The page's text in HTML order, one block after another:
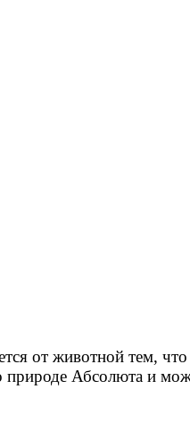
от животной тем, что
природе Абсолюта и